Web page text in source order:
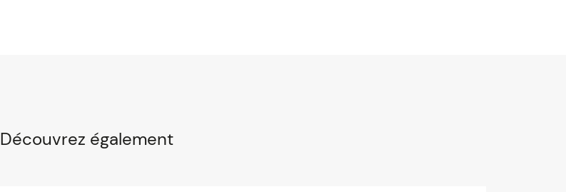
Découvrez également